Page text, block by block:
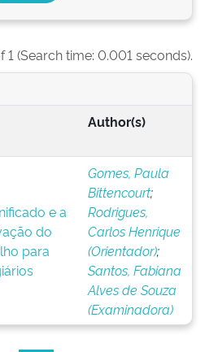
1 (Search time: 0.001 seconds).
Author(s)
e a
do
para
Gomes, Paula
Bittencourt;
Rodrigues,
Carlos Henrique
(Orientador);
Santos, Fabiana
Alves de Souza
(Examinadora)